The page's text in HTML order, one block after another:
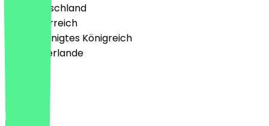
🇩🇪 Deutschland
🇦🇹 Österreich
🇬🇧 Vereinigtes Königreich
🇳🇱 Niederlande
Deutsch
English